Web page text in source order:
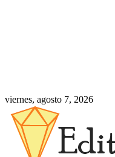
viernes, agosto 7, 2026